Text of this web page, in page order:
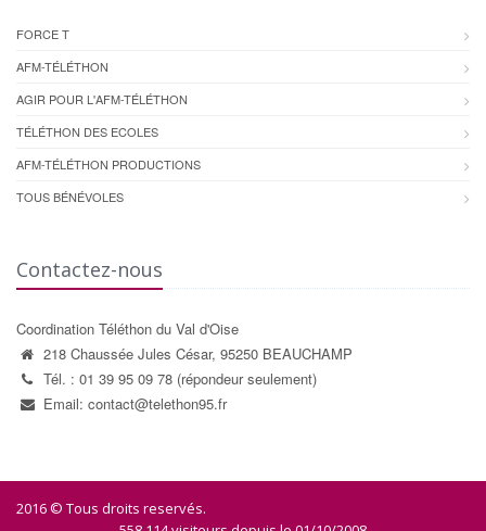
FORCE T
AFM-TÉLÉTHON
AGIR POUR L'AFM-TÉLÉTHON
TÉLÉTHON DES ECOLES
AFM-TÉLÉTHON PRODUCTIONS
TOUS BÉNÉVOLES
Contactez-nous
Coordination Téléthon du Val d'Oise
218 Chaussée Jules César, 95250 BEAUCHAMP
Tél. : 01 39 95 09 78 (répondeur seulement)
Email: contact@telethon95.fr
2016 © Tous droits reservés.